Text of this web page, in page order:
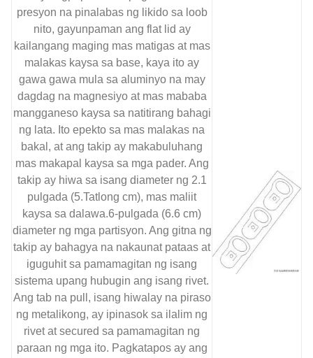
presyon na pinalabas ng likido sa loob
nito, gayunpaman ang flat lid ay
kailangang maging mas matigas at mas
malakas kaysa sa base, kaya ito ay
gawa gawa mula sa aluminyo na may
dagdag na magnesiyo at mas mababa
mangganeso kaysa sa natitirang bahagi
ng lata. Ito epekto sa mas malakas na
bakal, at ang takip ay makabuluhang
mas makapal kaysa sa mga pader. Ang
takip ay hiwa sa isang diameter ng 2.1
pulgada (5.Tatlong cm), mas maliit
kaysa sa dalawa.6-pulgada (6.6 cm)
diameter ng mga partisyon. Ang gitna ng
takip ay bahagya na nakaunat pataas at
iguguhit sa pamamagitan ng isang
sistema upang hubugin ang isang rivet.
Ang tab na pull, isang hiwalay na piraso
ng metalikong, ay ipinasok sa ilalim ng
rivet at secured sa pamamagitan ng
paraan ng mga ito. Pagkatapos ay ang